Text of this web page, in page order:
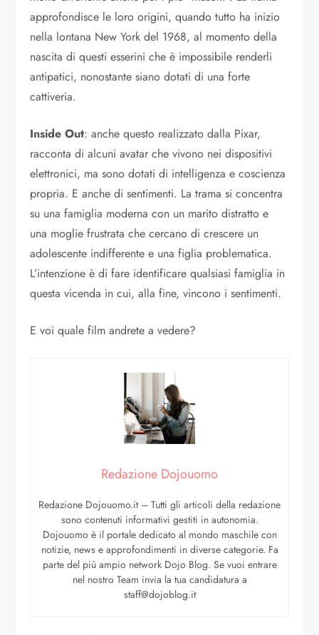
approfondisce le loro origini, quando tutto ha inizio
nella lontana New York del 1968, al momento della
nascita di questi esserini che è impossibile renderli
antipatici, nonostante siano dotati di una forte
cattiveria.
Inside Out: anche questo realizzato dalla Pixar,
racconta di alcuni avatar che vivono nei dispositivi
elettronici, ma sono dotati di intelligenza e coscienza
propria. E anche di sentimenti. La trama si concentra
su una famiglia moderna con un marito distratto e
una moglie frustrata che cercano di crescere un
adolescente indifferente e una figlia problematica.
L’intenzione è di fare identificare qualsiasi famiglia in
questa vicenda in cui, alla fine, vincono i sentimenti.
E voi quale film andrete a vedere?
Redazione Dojouomo
Redazione Dojouomo.it – Tutti gli articoli della redazione
sono contenuti informativi gestiti in autonomia.
Dojouomo è il portale dedicato al mondo maschile con
notizie, news e approfondimenti in diverse categorie. Fa
parte del più ampio network Dojo Blog. Se vuoi entrare
nel nostro Team invia la tua candidatura a
staff@dojoblog.it